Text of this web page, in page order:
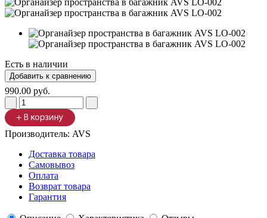
Есть в наличии
990.00 руб.
Производитель: AVS
Доставка товара
Самовывоз
Оплата
Возврат товара
Гарантия